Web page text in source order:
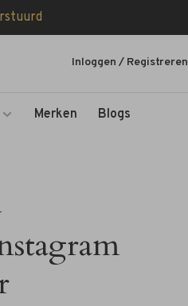
Merken Blogs
Inloggen / Registreren